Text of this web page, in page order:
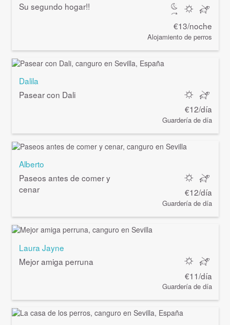
Su segundo hogar!!
€13/noche
Alojamiento de perros
Dalila
Pasear con Dali
€12/día
Guardería de día
Alberto
Paseos antes de comer y
cenar
€12/día
Guardería de día
Laura Jayne
Mejor amiga perruna
€11/día
Guardería de día